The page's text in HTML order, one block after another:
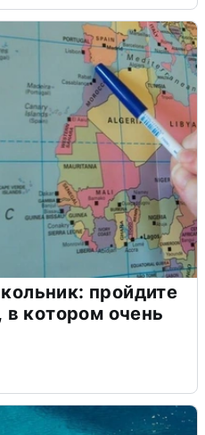
пройдите
в котором очень